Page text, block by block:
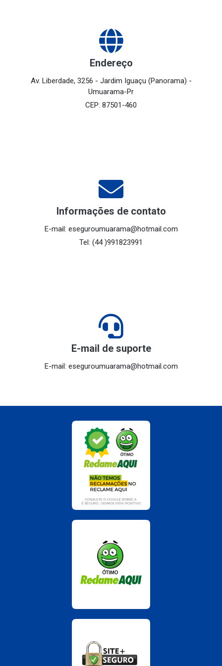
460/@-23.7723126,-53.300348,664m/
23.7723126!4d-53.300348!16s%2Fg%2F11c4wbbxk8?
Endereço
Av. Liberdade, 3256 - Jardim Iguaçu (Panorama) -
Umuarama-Pr
CEP: 87501-460
Informações de contato
E-mail: eseguroumuarama@hotmail.com
Tel: (44 )991823991
E-mail de suporte
E-mail: eseguroumuarama@hotmail.com